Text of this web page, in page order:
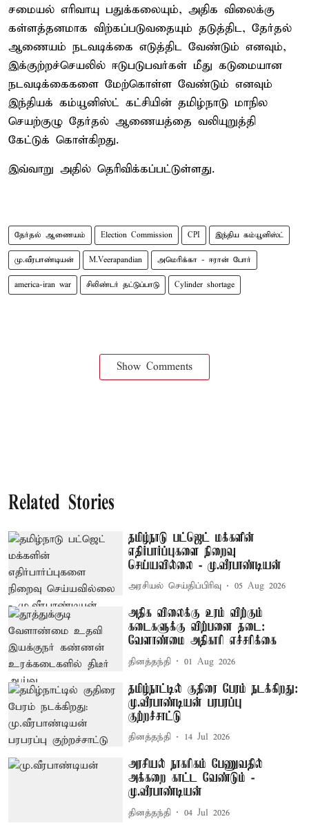
சமையல் எரிவாயு பதுக்கலையும், அதிக விலைக்கு
கள்ளத்தனமாக விற்கப்படுவதையும் தடுத்திட, தேர்தல்
ஆணையம் நடவடிக்கை எடுத்திட வேண்டும் எனவும்,
இக்குற்றச்செயலில் ஈடுபடுபவர்கள் மீது கடுமையான
நடவடிக்கைகளை மேற்கொள்ள வேண்டும் எனவும்
இந்தியக் கம்யூனிஸ்ட் கட்சியின் தமிழ்நாடு மாநில
செயற்குழு தேர்தல் ஆணையத்தை வலியுறுத்தி
கேட்டுக் கொள்கிறது.
இவ்வாறு அதில் தெரிவிக்கப்பட்டுள்ளது.
தேர்தல் ஆணையம் Election Commission CPI இந்திய கம்யூனிஸ்ட்
மு.வீரபாண்டியன் M.Veerapandian அமெரிக்கா - ஈரான் போர்
america-iran war சிலிண்டர் தட்டுப்பாடு Cylinder shortage
Show Comments
Related Stories
தமிழ்நாடு பட்ஜெட் மக்களின்
எதிர்பார்ப்புகளை நிறைவு
செய்யவில்லை - மு.வீரபாண்டியன்
அரசியல் செய்திப்பிரிவு 05 Aug 2026
அதிக விலைக்கு உரம் விற்கும்
கடைகளுக்கு விற்பனை தடை:
வேளாண்மை அதிகாரி எச்சரிக்கை
தினத்தந்தி 01 Aug 2026
தமிழ்நாட்டில் குதிரை பேரம் நடக்கிறது:
மு.வீரபாண்டியன் பரபரப்பு
குற்றச்சாட்டு
தினத்தந்தி 14 Jul 2026
அரசியல் நாகரிகம் பேணுவதில்
அக்கறை காட்ட வேண்டும் -
மு.வீரபாண்டியன்
தினத்தந்தி 04 Jul 2026